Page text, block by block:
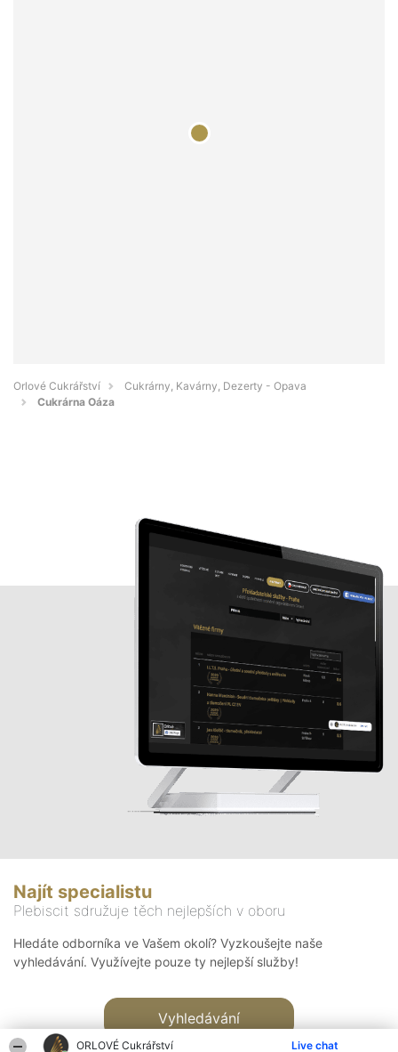
ORLOVÉ Cukrářství Live chat
Orlové Cukrářství
Cukrárny, Kavárny, Dezerty - Opava
Cukrárna Oáza
Najít specialistu
Plebiscit sdružuje těch nejlepších v oboru
Hledáte odborníka ve Vašem okolí? Vyzkoušejte naše
vyhledávání. Využívejte pouze ty nejlepší služby!
Vyhledávání